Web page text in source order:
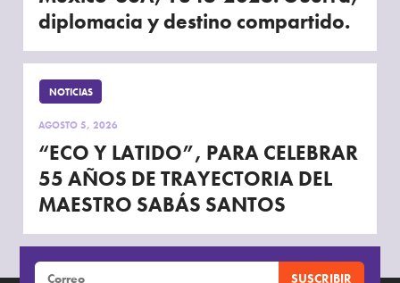
diplomacia y destino compartido.
NOTICIAS
AGOSTO 5, 2026
“ECO Y LATIDO”, PARA CELEBRAR
55 AÑOS DE TRAYECTORIA DEL
MAESTRO SABÁS SANTOS